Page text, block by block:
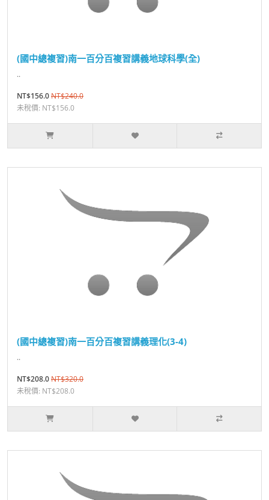
(國中總複習)南一百分百複習講義地球科學(全)
..
NT$156.0NT$240.0
未稅價: NT$156.0
(國中總複習)南一百分百複習講義理化(3-4)
..
NT$208.0NT$320.0
未稅價: NT$208.0